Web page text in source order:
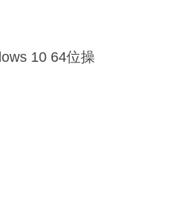
10 64位操